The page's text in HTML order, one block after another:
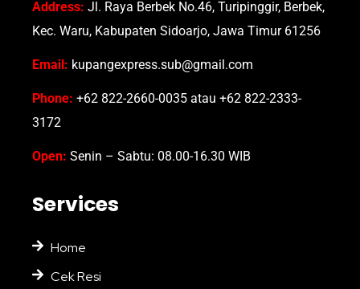
Address: Jl. Raya Berbek No.46, Turipinggir, Berbek,
Kec. Waru, Kabupaten Sidoarjo, Jawa Timur 61256
Email: kupangexpress.sub@gmail.com
Phone: +62 822-2660-0035 atau +62 822-2333-
3172
Open: Senin – Sabtu: 08.00-16.30 WIB
Services
Home
Cek Resi